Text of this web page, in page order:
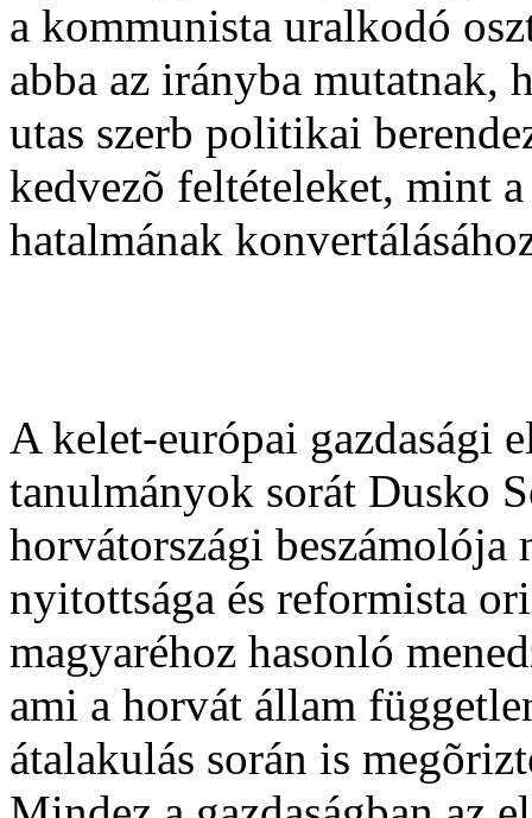
a kommunista uralkodó
abba az irányba mutatnak,
utas szerb politikai
kedvezõ feltételeket, mint
hatalmának
A kelet-európai gazdasági
tanulmányok sorát Dusko
horvátországi
nyitottsága és reformista
magyaréhoz hasonló
ami a horvát állam
átalakulás során is